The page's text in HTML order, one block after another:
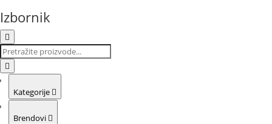
Izbornik
Kategorije
Brendovi